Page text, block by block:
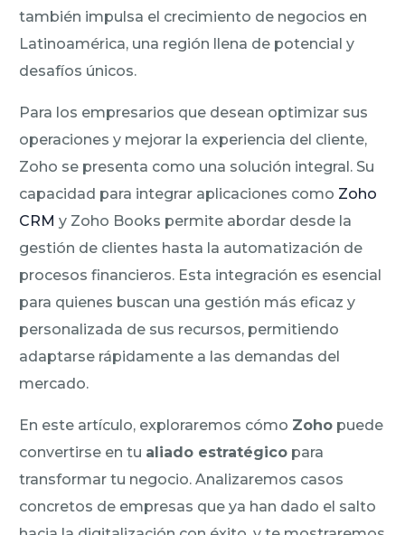
también impulsa el crecimiento de negocios en
Latinoamérica, una región llena de potencial y
desafíos únicos.
Para los empresarios que desean optimizar sus
operaciones y mejorar la experiencia del cliente,
Zoho se presenta como una solución integral. Su
capacidad para integrar aplicaciones como Zoho
CRM y Zoho Books permite abordar desde la
gestión de clientes hasta la automatización de
procesos financieros. Esta integración es esencial
para quienes buscan una gestión más eficaz y
personalizada de sus recursos, permitiendo
adaptarse rápidamente a las demandas del
mercado.
En este artículo, exploraremos cómo Zoho puede
convertirse en tu aliado estratégico para
transformar tu negocio. Analizaremos casos
concretos de empresas que ya han dado el salto